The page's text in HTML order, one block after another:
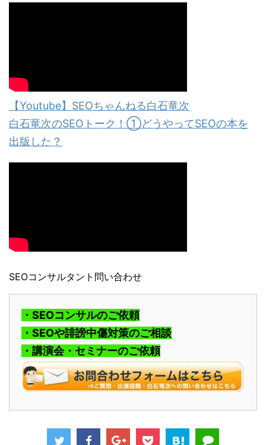
【Youtube】SEOちゃんねる白石竜次
白石竜次のSEOトーク！①どうやってSEOの本を
出版した？
SEOコンサルタント問い合わせ
・SEOコンサルのご依頼
・SEOや誹謗中傷対策のご相談
・講演会・セミナーのご依頼